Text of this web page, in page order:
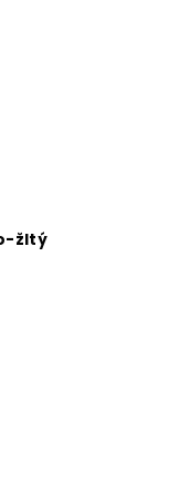
žltý